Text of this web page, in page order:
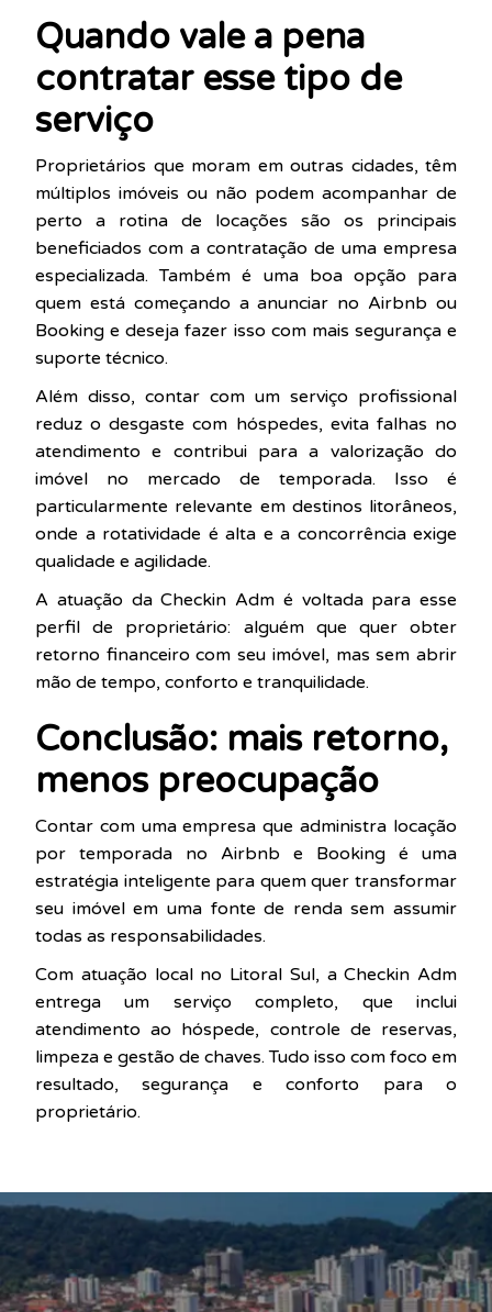
Quando vale a pena
contratar esse tipo de
serviço
Proprietários que moram em outras cidades, têm
múltiplos imóveis ou não podem acompanhar de
perto a rotina de locações são os principais
beneficiados com a contratação de uma empresa
especializada. Também é uma boa opção para
quem está começando a anunciar no Airbnb ou
Booking e deseja fazer isso com mais segurança e
suporte técnico.
Além disso, contar com um serviço profissional
reduz o desgaste com hóspedes, evita falhas no
atendimento e contribui para a valorização do
imóvel no mercado de temporada. Isso é
particularmente relevante em destinos litorâneos,
onde a rotatividade é alta e a concorrência exige
qualidade e agilidade.
A atuação da Checkin Adm é voltada para esse
perfil de proprietário: alguém que quer obter
retorno financeiro com seu imóvel, mas sem abrir
mão de tempo, conforto e tranquilidade.
Conclusão: mais retorno,
menos preocupação
Contar com uma empresa que administra locação
por temporada no Airbnb e Booking é uma
estratégia inteligente para quem quer transformar
seu imóvel em uma fonte de renda sem assumir
todas as responsabilidades.
Com atuação local no Litoral Sul, a Checkin Adm
entrega um serviço completo, que inclui
atendimento ao hóspede, controle de reservas,
limpeza e gestão de chaves. Tudo isso com foco em
resultado, segurança e conforto para o
proprietário.